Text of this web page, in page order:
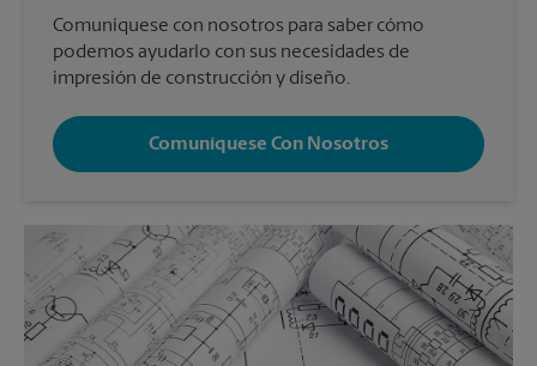
Comuníquese con nosotros para saber cómo
podemos ayudarlo con sus necesidades de
impresión de construcción y diseño.
Comuníquese Con Nosotros